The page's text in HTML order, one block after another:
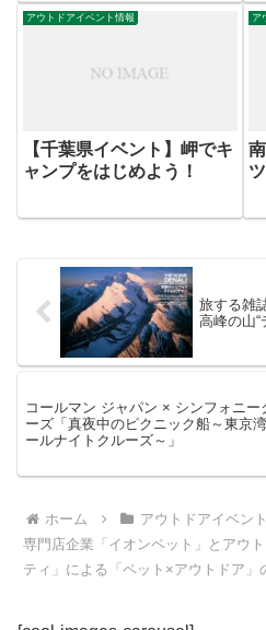
アウトドアイベント情報
【千葉県イベント】岬でキ
ャンプをはじめよう！
ア
旅する雑
高峰の山“
コールマン ジャパン × シンフォニー
ーズ「真夜中のピクニック船～東京
ールナイトクルーズ～」
ホーム アウトドアイベン
専門店企業「イオンペット」とアウ
ティ」による「ペット×アウトドア」